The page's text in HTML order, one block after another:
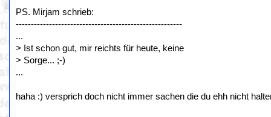
PS. Mirjam schrieb:
-------------------------------------------------------
...
> Ist schon gut, mir reichts für heute, keine
> Sorge... ;-)
...
haha :) versprich doch nicht immer sachen die du ehh nicht